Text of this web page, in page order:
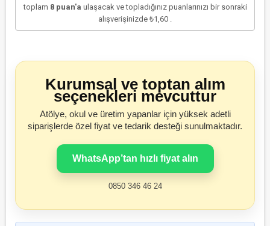
toplam 8puan'a ulaşacak ve topladığınız puanlarınızı bir sonraki
alışverişinizde ₺1,60
Kurumsal ve toptan alım
seçenekleri mevcuttur
Atölye, okul ve üretim yapanlar için yüksek adetli
siparişlerde özel fiyat ve tedarik desteği sunulmaktadır.
WhatsApp’tan hızlı fiyat alın
0850 346 46 24